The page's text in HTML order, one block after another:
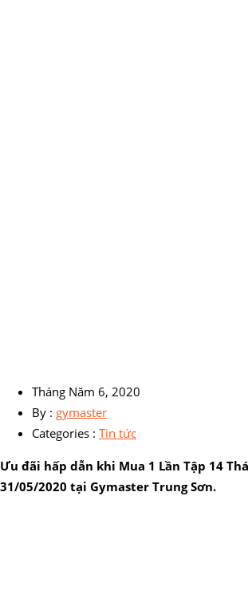
Tháng Năm 6, 2020
By : gymaster
Categories : Tin tức
Ưu đãi hấp dẫn khi Mua 1 Lần Tập 14
31/05/2020 tại Gymaster Trung Sơn.